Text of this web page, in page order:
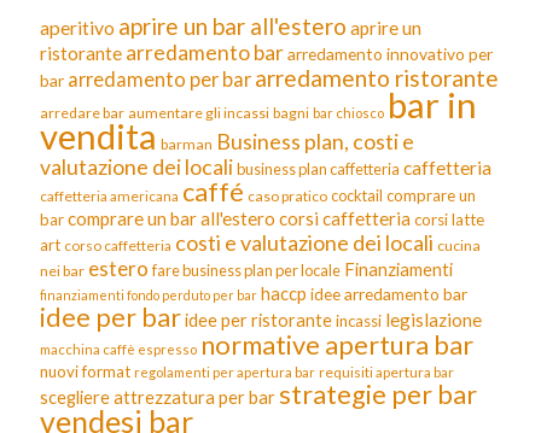
aperitivo aprire un bar all'estero aprire un
ristorante arredamento bararredamento innovativo per
bar arredamento per bar arredamento ristorante
arredare bar aumentare gli incassi bagni bar chiosco bar in
vendita barman Business plan, costi e
valutazione dei localibusiness plan caffetteria caffetteria
caffetteria americana caffé caso pratico cocktail comprare un
barcomprare un bar all'estero corsi caffetteriacorsi latte
art corso caffetteria costi e valutazione dei locali cucina
nei bar estero fare business plan per locale Finanziamenti
finanziamenti fondo perduto per bar haccp idee arredamento bar
idee per baridee per ristoranteincassi legislazione
macchina caffè espresso normative apertura bar
nuovi format regolamenti per apertura bar requisiti apertura bar
scegliere attrezzatura per bar strategie per bar
vendesi bar